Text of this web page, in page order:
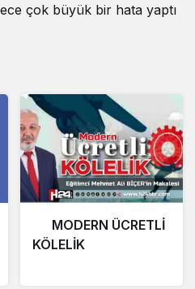
çok büyük bir hata yaptı
MODERN ÜCRETLİ
KÖLELİK